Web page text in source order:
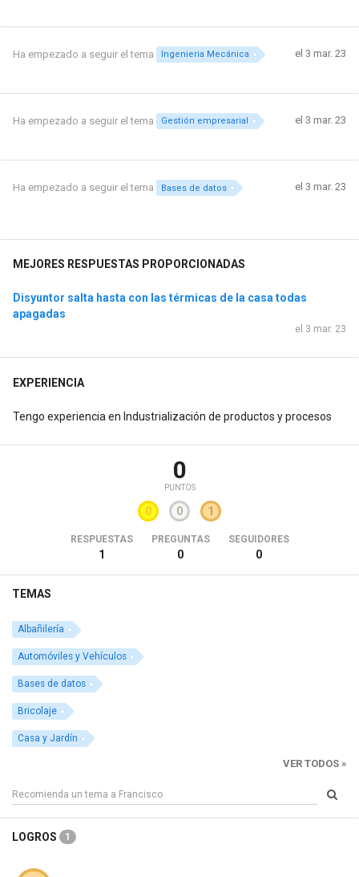
Ha empezado a seguir el tema Ingenieria Mecánica el 3 mar. 23
Ha empezado a seguir el tema Gestión empresarial el 3 mar. 23
Ha empezado a seguir el tema Bases de datos el 3 mar. 23
MEJORES RESPUESTAS PROPORCIONADAS
Disyuntor salta hasta con las térmicas de la casa todas
apagadas
el 3 mar. 23
EXPERIENCIA
Tengo experiencia en Industrialización de productos y procesos
0
PUNTOS
0 0 1
RESPUESTAS
1
PREGUNTAS
0
SEGUIDORES
0
TEMAS
Albañilería
Automóviles y Vehículos
Bases de datos
Bricolaje
Casa y Jardín
VER TODOS »
LOGROS 1